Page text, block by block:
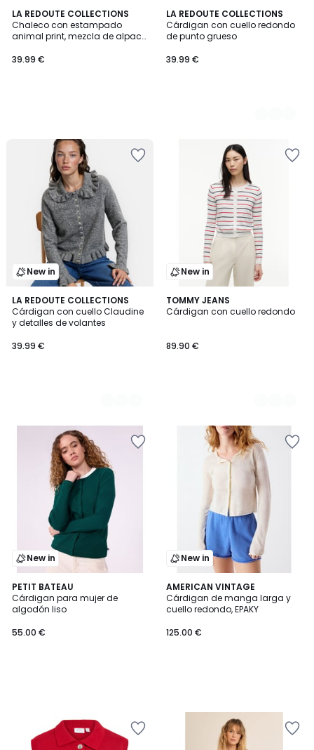
LA REDOUTE COLLECTIONS
Chaleco con estampado
animal print, mezcla de alpaca
39.99 €
LA REDOUTE COLLECTIONS
Cárdigan con cuello redondo
de punto grueso
39.99 €
3
Colores
New in
LA REDOUTE COLLECTIONS
Cárdigan con cuello Claudine
y detalles de volantes
39.99 €
2
Colores
New in
TOMMY JEANS
Cárdigan con cuello redondo
89.90 €
2
Colores
New in
PETIT BATEAU
Cárdigan para mujer de
algodón liso
55.00 €
New in
AMERICAN VINTAGE
Cárdigan de manga larga y
cuello redondo, EPAKY
125.00 €